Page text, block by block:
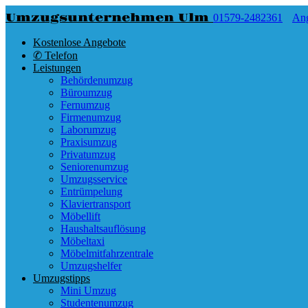
Umzugsunternehmen Ulm 01579-2482361
Kostenlose Angebote
✆ Telefon
Leistungen
Behördenumzug
Büroumzug
Fernumzug
Firmenumzug
Laborumzug
Praxisumzug
Privatumzug
Seniorenumzug
Umzugsservice
Entrümpelung
Klaviertransport
Möbellift
Haushaltsauflösung
Möbeltaxi
Möbelmitfahrzentrale
Umzugshelfer
Umzugstipps
Mini Umzug
Studentenumzug